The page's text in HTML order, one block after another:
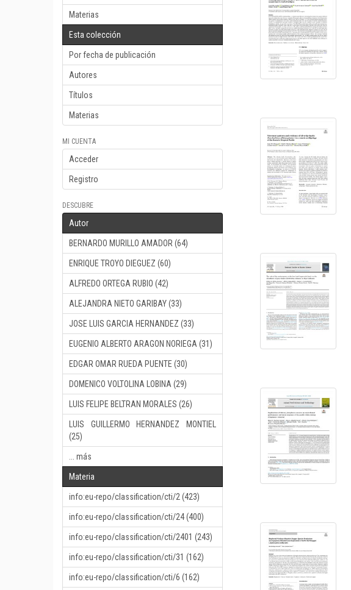
Materias
Esta colección
Por fecha de publicación
Autores
Títulos
Materias
MI CUENTA
Acceder
Registro
DESCUBRE
Autor
BERNARDO MURILLO AMADOR (64)
ENRIQUE TROYO DIEGUEZ (60)
ALFREDO ORTEGA RUBIO (42)
ALEJANDRA NIETO GARIBAY (33)
JOSE LUIS GARCIA HERNANDEZ (33)
EUGENIO ALBERTO ARAGON NORIEGA (31)
EDGAR OMAR RUEDA PUENTE (30)
DOMENICO VOLTOLINA LOBINA (29)
LUIS FELIPE BELTRAN MORALES (26)
LUIS GUILLERMO HERNANDEZ MONTIEL
(25)
... más
Materia
info:eu-repo/classification/cti/2 (423)
info:eu-repo/classification/cti/24 (400)
info:eu-repo/classification/cti/2401 (243)
info:eu-repo/classification/cti/31 (162)
info:eu-repo/classification/cti/6 (162)